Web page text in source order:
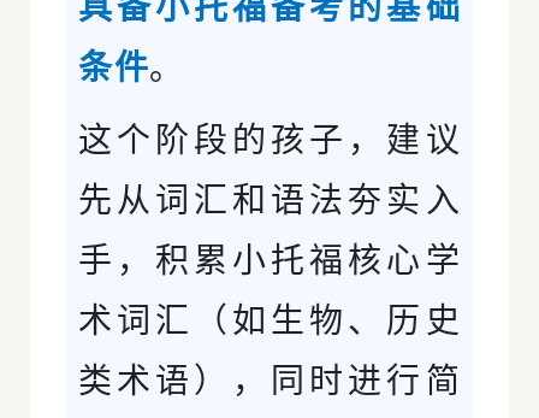
条件。
这个阶段的孩子，建议
先从词汇和语法夯实入
手，积累小托福核心学
术词汇（如生物、历史
类术语），同时进行简